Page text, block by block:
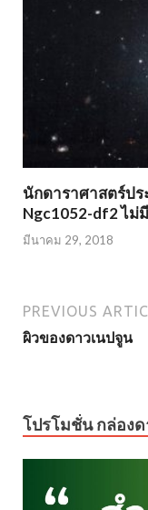
นักดาราศาสตร์ปร
Ngc1052-df2 ไม่
มีนาคม 29, 2018
PREVIOUS
ผิวของดาวเนปจูน
โปรโมชั่น กล่องด